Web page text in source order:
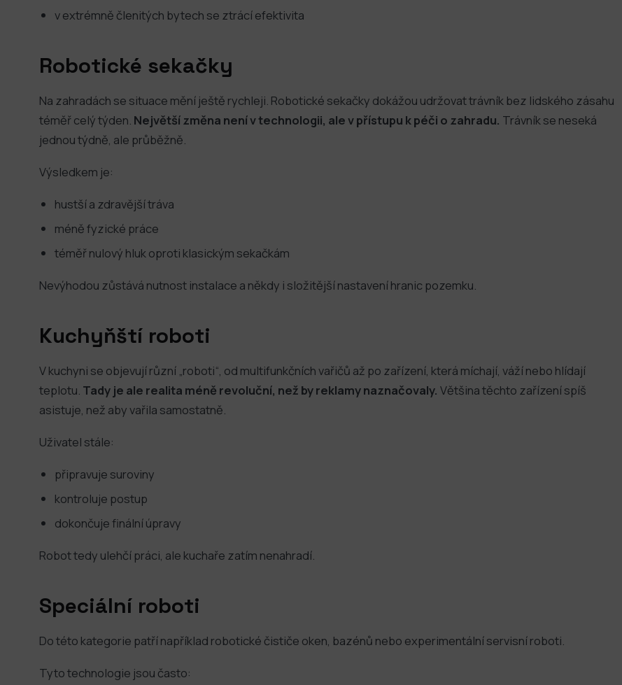
v extrémně členitých bytech se ztrácí efektivita
Robotické sekačky
Na zahradách se situace mění ještě rychleji. Robotické sekačky dokážou udržovat trávník bez lidského zásahu
téměř celý týden. Největší změna není v technologii, ale v přístupu k péči o zahradu. Trávník se neseká
jednou týdně, ale průběžně.
Výsledkem je:
hustší a zdravější tráva
méně fyzické práce
téměř nulový hluk oproti klasickým sekačkám
Nevýhodou zůstává nutnost instalace a někdy i složitější nastavení hranic pozemku.
Kuchyňští roboti
V kuchyni se objevují různí „roboti“, od multifunkčních vařičů až po zařízení, která míchají, váží nebo hlídají
teplotu. Tady je ale realita méně revoluční, než by reklamy naznačovaly. Většina těchto zařízení spíš
asistuje, než aby vařila samostatně.
Uživatel stále:
připravuje suroviny
kontroluje postup
dokončuje finální úpravy
Robot tedy ulehčí práci, ale kuchaře zatím nenahradí.
Speciální roboti
Do této kategorie patří například robotické čističe oken, bazénů nebo experimentální servisní roboti.
Tyto technologie jsou často: